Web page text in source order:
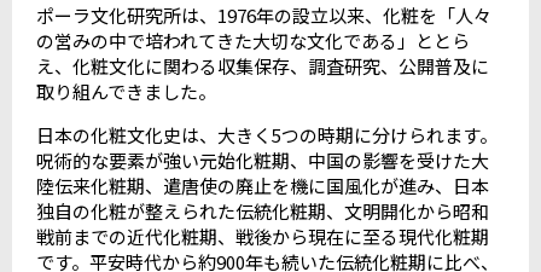
ポーラ文化研究所は、 1976年の設立以来、化粧を「人々
の営みの中で培われてきた大切な文化である」ととら
え、化粧文化に関わる収集保存、調査研究、公開普及に
取り組んできました。
日本の化粧文化史は、大きく5つの時期に分けられます。
呪術的な要素が強い元始化粧期、中国の影響を受けた大
陸伝来化粧期、遣唐使の廃止を機に国風化が進み、日本
独自の化粧が整えられた伝統化粧期、文明開化から昭和
戦前までの近代化粧期、戦後から現在に至る現代化粧期
です。平安時代から約900年も続いた伝統化粧期に比べ、